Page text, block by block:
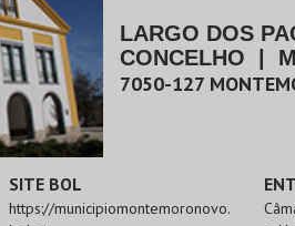
LARGO DOS
CONCELHO
NOVO
7050-127
SITE BOL
https://municipiomontemoronovo.